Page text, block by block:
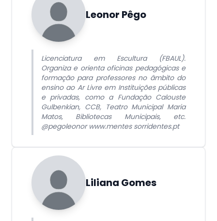
Leonor Pêgo
Licenciatura em Escultura (FBAUL).
Organiza e orienta oficinas pedagógicas e
formação para professores no âmbito do
ensino ao Ar Livre em Instituições públicas
e privadas, como a Fundação Calouste
Gulbenkian, CCB, Teatro Municipal Maria
Matos, Bibliotecas Municipais, etc.
@pegoleonor www.mentes sorridentes.pt
Liliana Gomes